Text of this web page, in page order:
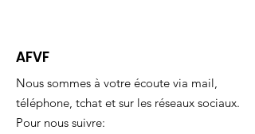
AFVF
Nous sommes à votre écoute via mail,
téléphone, tchat et sur les réseaux sociaux.
Pour nous suivre: